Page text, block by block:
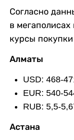
Согласно
в
курсы
Алматы
USD: 468-
EUR: 540-
RUB: 5,5-
Астана